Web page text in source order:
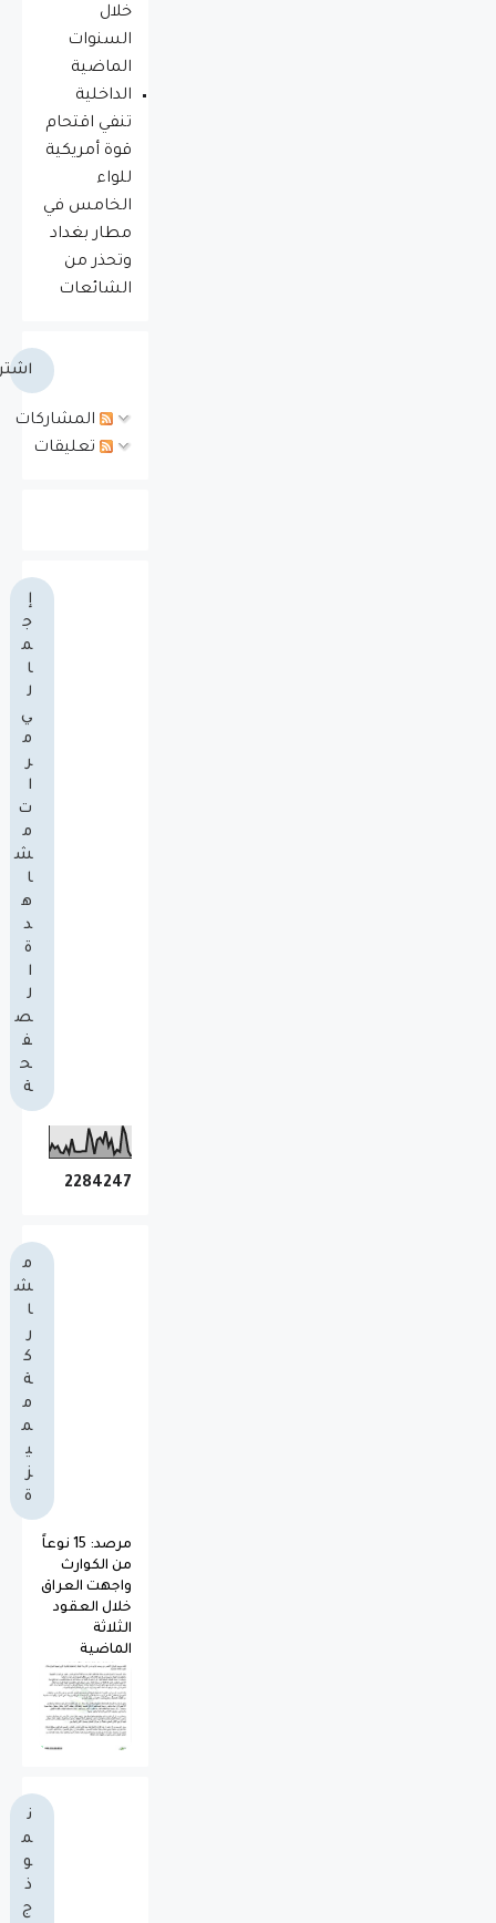
خلال
السنوات
الماضية
الداخلية
تنفي اقتحام
قوة أمريكية
للواء
الخامس في
مطار بغداد
وتحذر من
الشائعات
المشاركات
تعليقات
إ
ج
م
ا
ل
ي
م
ر
ا
ت
م
ش
ا
ه
د
ة
ا
ل
ص
ف
ح
ة
2284247
م
ش
ا
ر
ك
ة
م
م
ي
ز
ة
مرصد: 15 نوعاً
من الكوارث
واجهت العراق
خلال العقود
الثلاثة
الماضية
ن
م
و
ذ
ج